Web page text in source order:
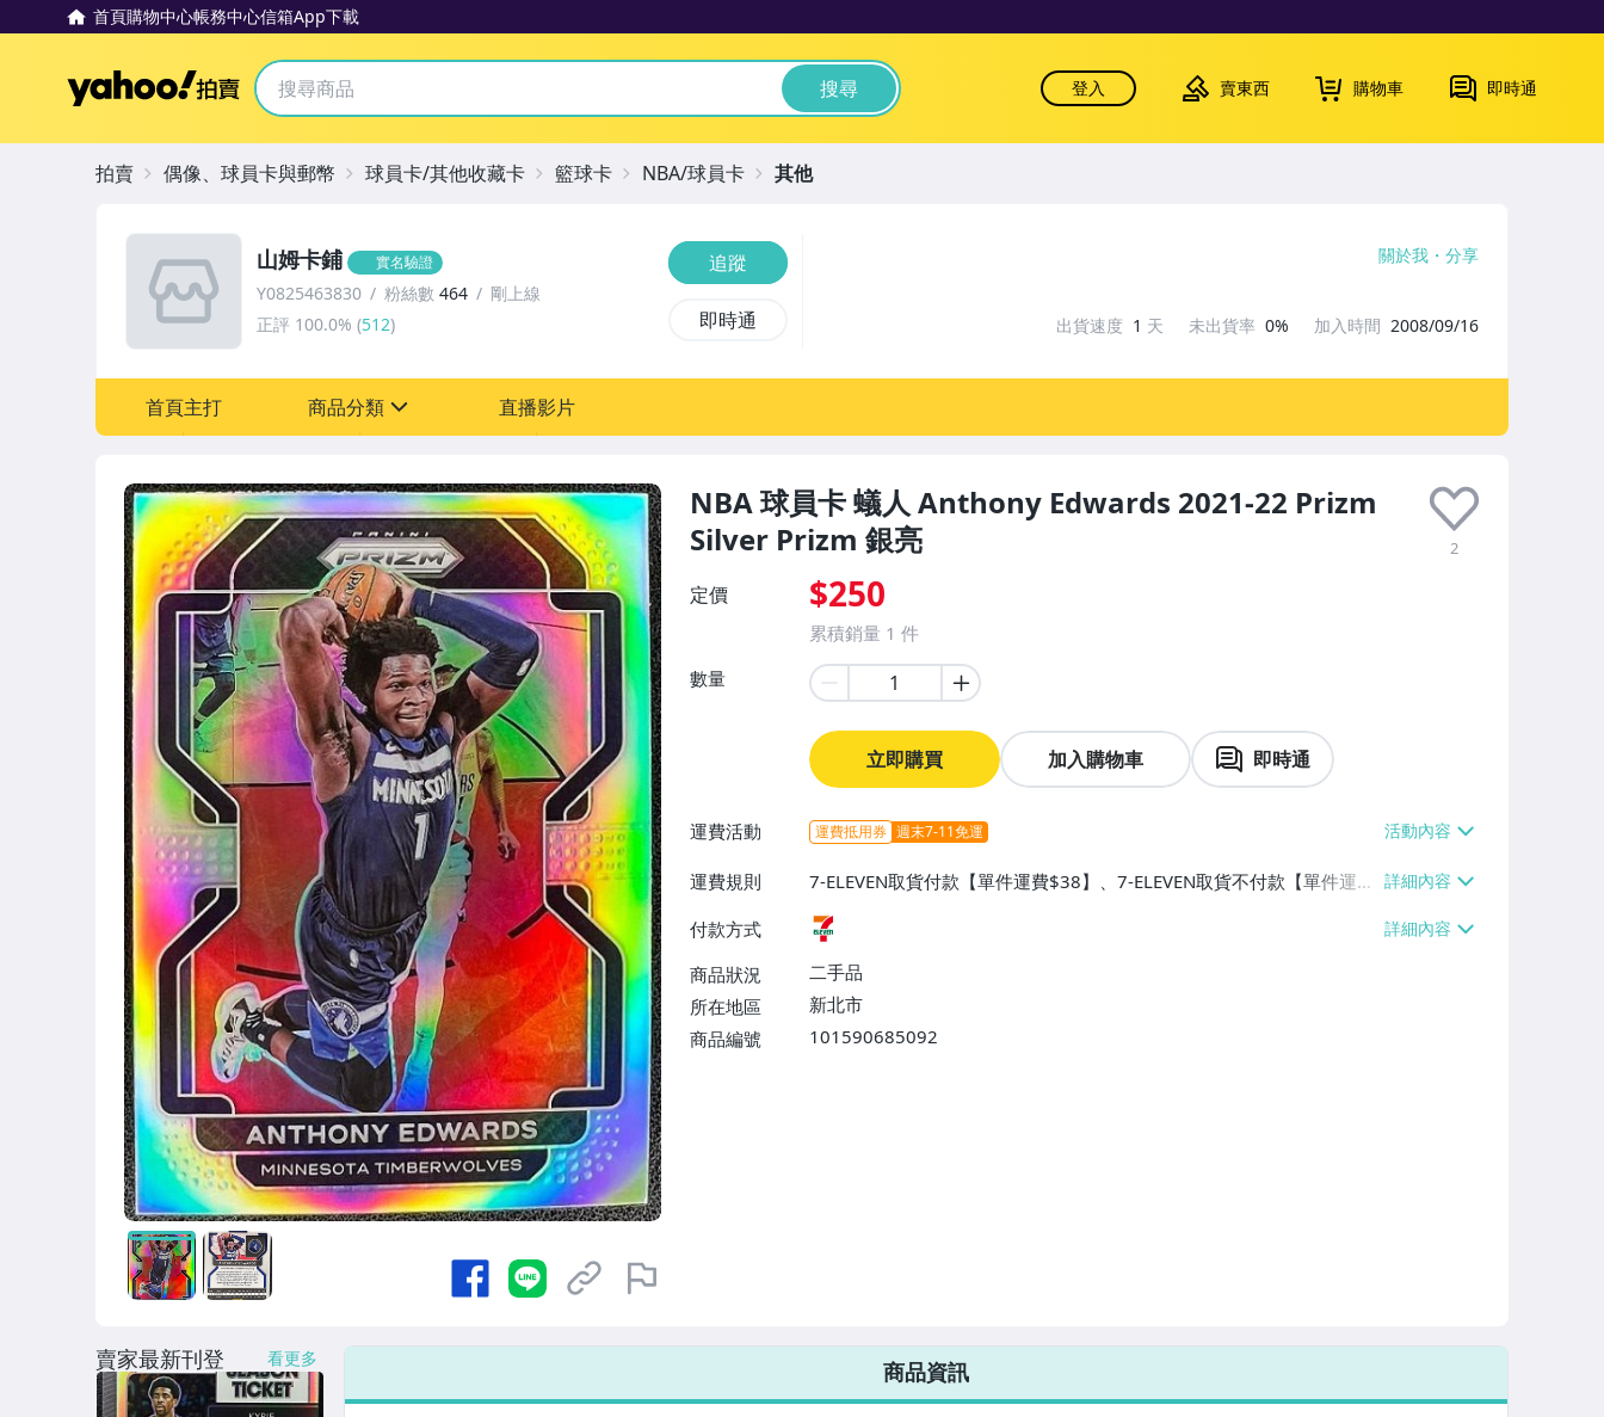
首頁購物中心帳務中心信箱App下載
Yahoo拍賣 搜尋 登入 賣東西 購物車 即時通
NBA 球員卡 蟻人 Anthony Edwards 2021-22 Prizm
Silver Prizm 銀亮
2
定價 $250
累積銷量 1 件
數量
立即購買 加入購物車 即時通
運費活動 運費抵用券 週末7-11免運
運費規則
7-ELEVEN取貨付款【單件運費$38】、7-ELEVEN取貨不付款【單件運費
$38】
付款方式
商品狀況
二手品
所在地區
新北市
商品編號
101590685092
山姆卡鋪 實名驗證
Y0825463830 粉絲數 464
剛上線
正評 100.0% (512)
追蹤
即時通
關於我 分享
出貨速度 1 天 未出貨率 0% 加入時間 2008/09/16
首頁主打 商品分類
女包精品與女鞋
直播影片
拍賣 偶像、球員卡與郵幣 球員卡/其他收藏卡 籃球卡 NBA/球員卡 其他
商品資訊
賣家最新刊登 看更多